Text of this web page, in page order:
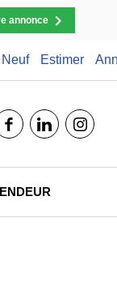
annonce
Neuf Estimer
facebooklinkedin